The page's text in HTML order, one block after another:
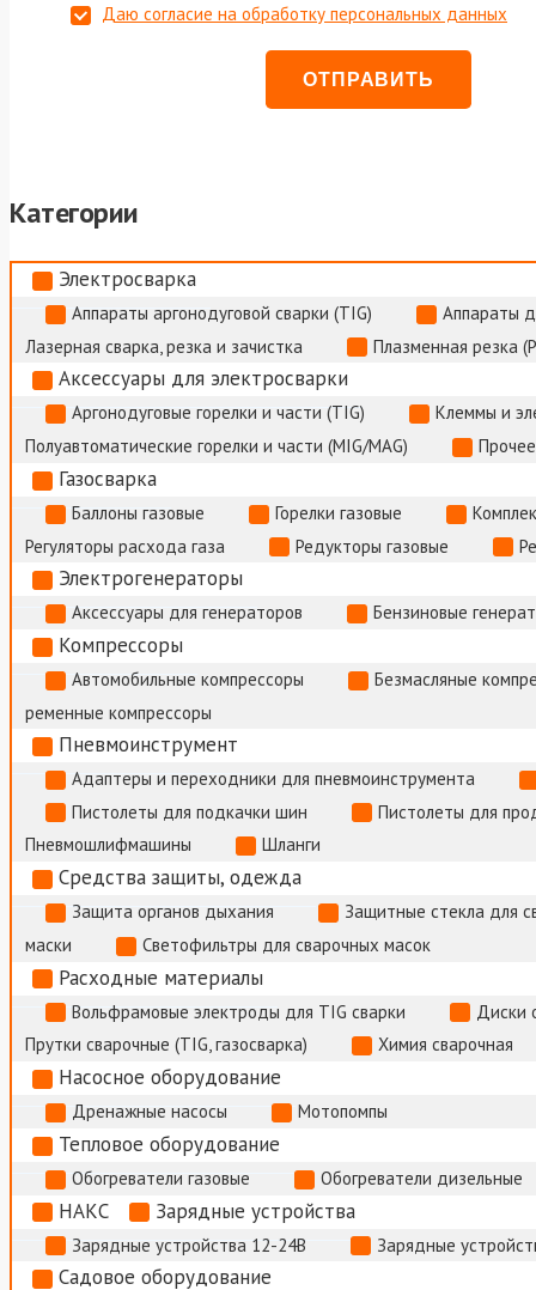
Даю согласие на обработку персональных данных
Категории
Электросварка
Аппараты аргонодуговой сварки (TIG)
Аппараты
Лазерная сварка, резка и зачистка
Плазменная резка
Аксессуары для электросварки
Аргонодуговые горелки и части (TIG)
Клеммы и
Полуавтоматические горелки и части (MIG/MAG)
Газосварка
Баллоны газовые Горелки газовые
Регуляторы расхода газа
Редукторы газовые
Электрогенераторы
Аксессуары для генераторов Бензиновые
Компрессоры
Автомобильные компрессоры
Безмасляные
ременные компрессоры
Пневмоинструмент
Адаптеры и переходники для пневмоинструмента
Пистолеты для подкачки шин
Пистолеты для
Пневмошлифмашины
Шланги
Средства защиты, одежда
Защита органов дыхания
Защитные стекла для
маски
Светофильтры для сварочных масок
Расходные материалы
Вольфрамовые электроды для TIG сварки
Диски
Прутки сварочные (TIG, газосварка)
Химия сварочная
Насосное оборудование
Дренажные насосы Мотопомпы
Тепловое оборудование
Обогреватели газовые Обогреватели дизельные
НАКС Зарядные устройства
Зарядные устройства 12-24В Зарядные
Садовое оборудование